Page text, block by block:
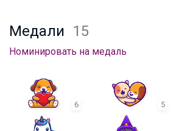
Медали 15
Номинировать на медаль
6 5